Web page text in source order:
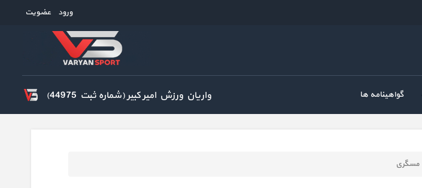
ورود عضویت
گواهینامه ها واریان ورزش امیر کبیر (شماره ثبت 44975)
مسگری